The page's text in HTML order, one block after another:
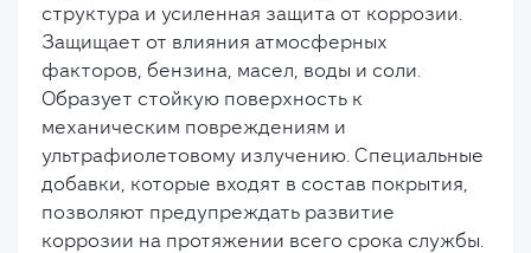
структура и усиленная защита от коррозии.
Защищает от влияния атмосферных
факторов, бензина, масел, воды и соли.
Образует стойкую поверхность к
механическим повреждениям и
ультрафиолетовому излучению. Специальные
добавки, которые входят в состав покрытия,
позволяют предупреждать развитие
коррозии на протяжении всего срока службы.